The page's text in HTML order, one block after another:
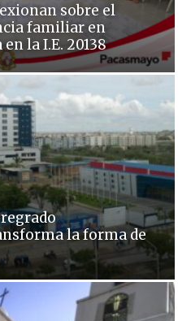
sobre el
familiar en
la I.E. 20138
la forma de